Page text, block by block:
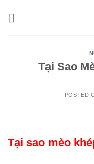
Tại Sao
POSTED
Tại sao mèo